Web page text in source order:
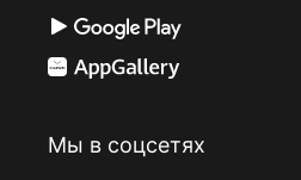
Мы в соцсетях